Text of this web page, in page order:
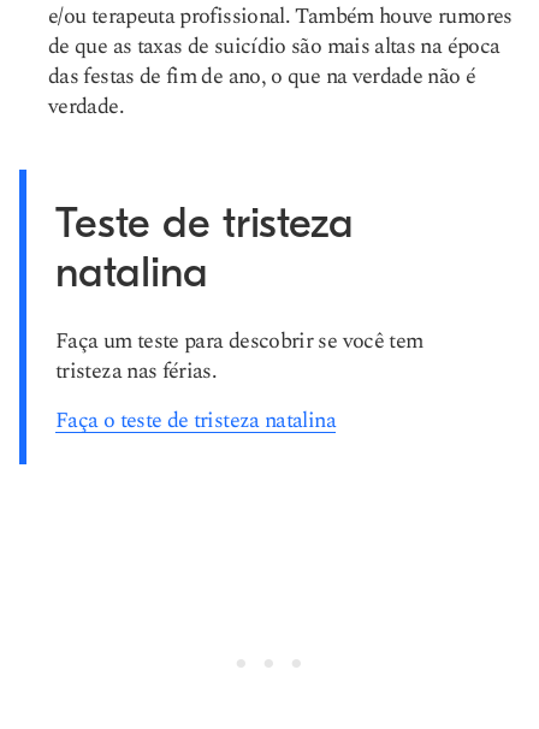
e/ou terapeuta profissional. Também houve rumores
de que as taxas de suicídio são mais altas na época
das festas de fim de ano, o que na verdade não é
verdade.
Teste de tristeza
natalina
Faça um teste para descobrir se você tem
tristeza nas férias.
Faça o teste de tristeza natalina